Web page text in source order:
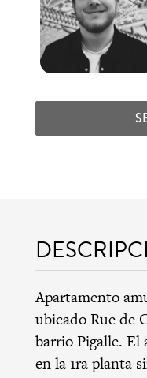
Apartamento
ubicado Rue de
barrio Pigalle. El
en la 1ra planta